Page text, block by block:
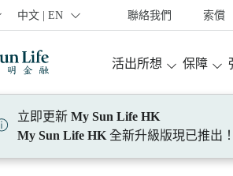
面
容
中文 | EN 聯絡我們 索償
活出所想 保障
立即更新 My Sun Life HK
My Sun Life HK 全新升級版現已推出